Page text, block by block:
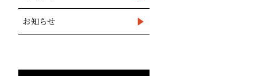
お知らせ